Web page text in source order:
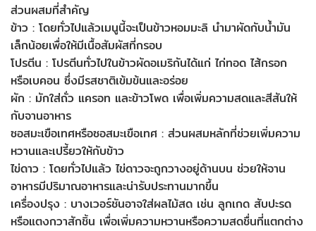
ส่วนผสมที่สำคัญ
ข้าว : โดยทั่วไปแล้วเมนูนี้จะเป็นข้าวหอมมะลิ นำมาผัดกับน้ำมัน
เล็กน้อยเพื่อให้มีเนื้อสัมผัสที่กรอบ
โปรตีน : โปรตีนทั่วไปในข้าวผัดอเมริกันได้แก่ ไก่ทอด ไส้กรอก
หรือเบคอน ซึ่งมีรสชาติเข้มข้นและอร่อย
ผัก : มักใส่ถั่ว แครอท และข้าวโพด เพื่อเพิ่มความสดและสีสันให้
กับจานอาหาร
ซอสมะเขือเทศหรือซอสมะเขือเทศ : ส่วนผสมหลักที่ช่วยเพิ่มความ
หวานและเปรี้ยวให้กับข้าว
ไข่ดาว : โดยทั่วไปแล้ว ไข่ดาวจะถูกวางอยู่ด้านบน ช่วยให้จาน
อาหารมีปริมาณอาหารและน่ารับประทานมากขึ้น
เครื่องปรุง : บางเวอร์ชันอาจใส่ผลไม้สด เช่น ลูกเกด สับปะรด
หรือแตงกวาสักชิ้น เพื่อเพิ่มความหวานหรือความสดชื่นที่แตกต่าง